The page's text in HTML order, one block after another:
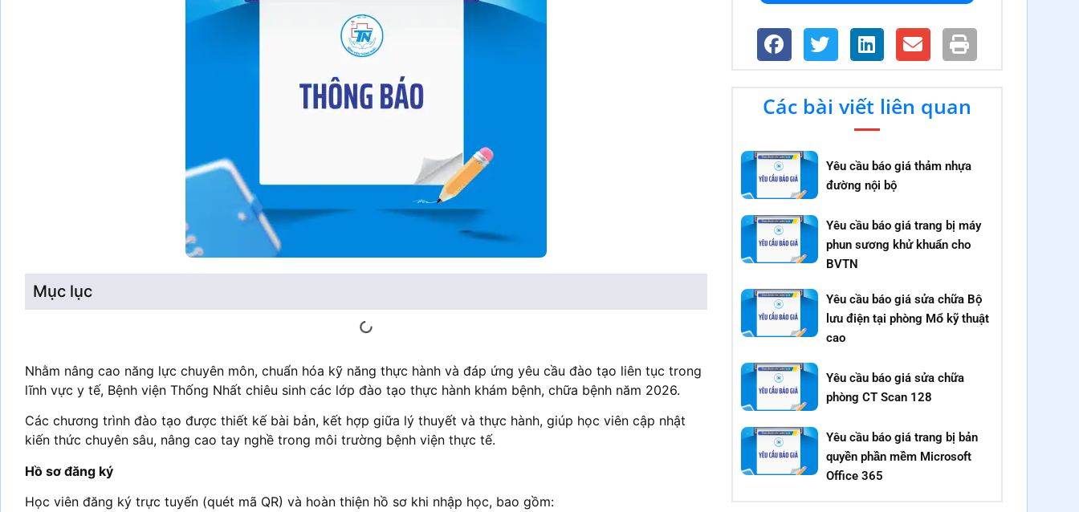
Mục lục
Nhằm nâng cao năng lực chuyên môn, chuẩn hóa kỹ năng thực hành và đáp ứng yêu cầu đào tạo liên tục trong
lĩnh vực y tế, Bệnh viện Thống Nhất chiêu sinh các lớp đào tạo thực hành khám bệnh, chữa bệnh năm 2026.
Các chương trình đào tạo được thiết kế bài bản, kết hợp giữa lý thuyết và thực hành, giúp học viên cập nhật
kiến thức chuyên sâu, nâng cao tay nghề trong môi trường bệnh viện thực tế.
Hồ sơ đăng ký
Học viên đăng ký trực tuyến (quét mã QR) và hoàn thiện hồ sơ khi nhập học, bao gồm:
Các bài viết liên quan
Yêu cầu báo giá thảm nhựa
đường nội bộ
Yêu cầu báo giá trang bị máy
phun sương khử khuẩn cho
BVTN
Yêu cầu báo giá sửa chữa Bộ
lưu điện tại phòng Mổ kỹ thuật
cao
Yêu cầu báo giá sửa chữa
phòng CT Scan 128
Yêu cầu báo giá trang bị bản
quyền phần mềm Microsoft
Office 365